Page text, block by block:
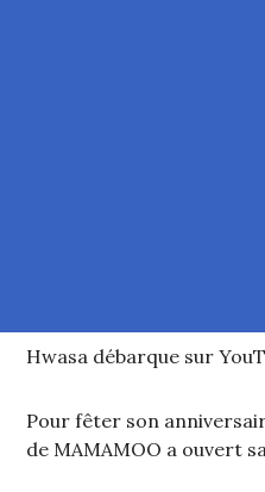
Hwasa débarque sur
Pour fêter son
de MAMAMOO a ouvert